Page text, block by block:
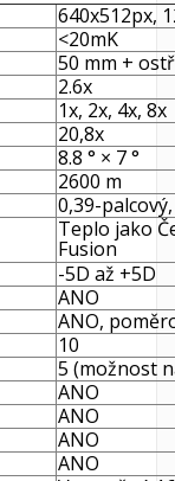
640x512px,
<20mK
50 mm +
2.6x
1x, 2x, 4x, 8x
20,8x
8.8 ° × 7 °
2600 m
0,39-
Teplo jako
Fusion
-5D až +5D
ANO
ANO,
10
5 (možnost
ANO
ANO
ANO
ANO